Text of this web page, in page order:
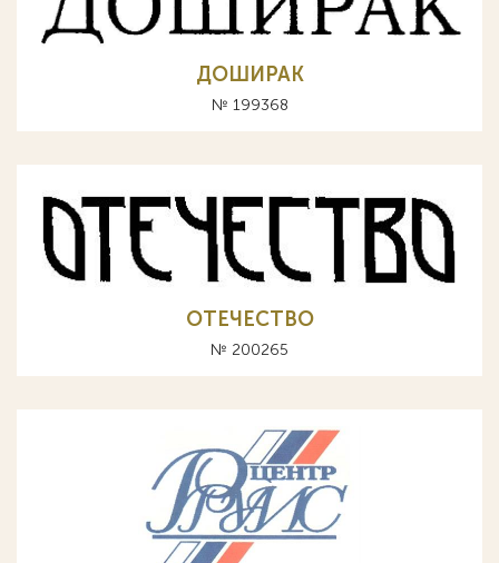
ДОШИРАК
№ 199368
ОТЕЧЕСТВО
№ 200265